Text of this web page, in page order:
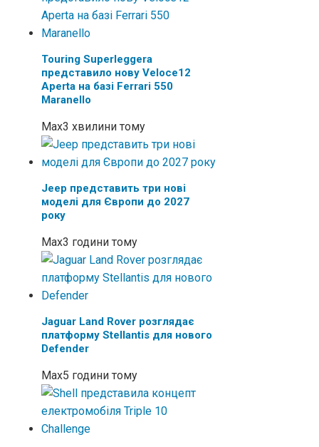
Touring Superleggera
представило нову Veloce12
Aperta на базі Ferrari 550
Maranello
Max3 хвилини тому
Jeep представить три нові
моделі для Європи до 2027
року
Max3 години тому
Jaguar Land Rover розглядає
платформу Stellantis для нового
Defender
Max5 години тому